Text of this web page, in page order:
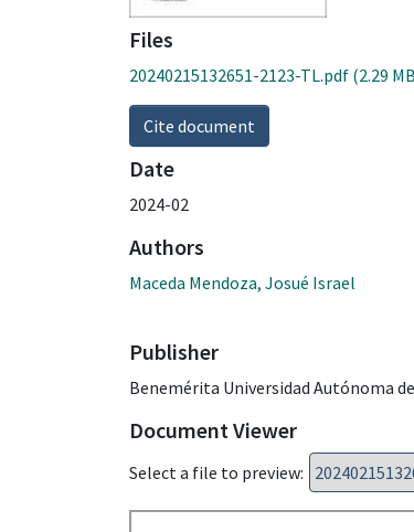
Files
20240215132651-2123-TL.pdf (2.29
Cite document
Date
2024-02
Authors
Maceda Mendoza, Josué Israel
Publisher
Benemérita Universidad Autónoma
Document Viewer
Select a file to preview: